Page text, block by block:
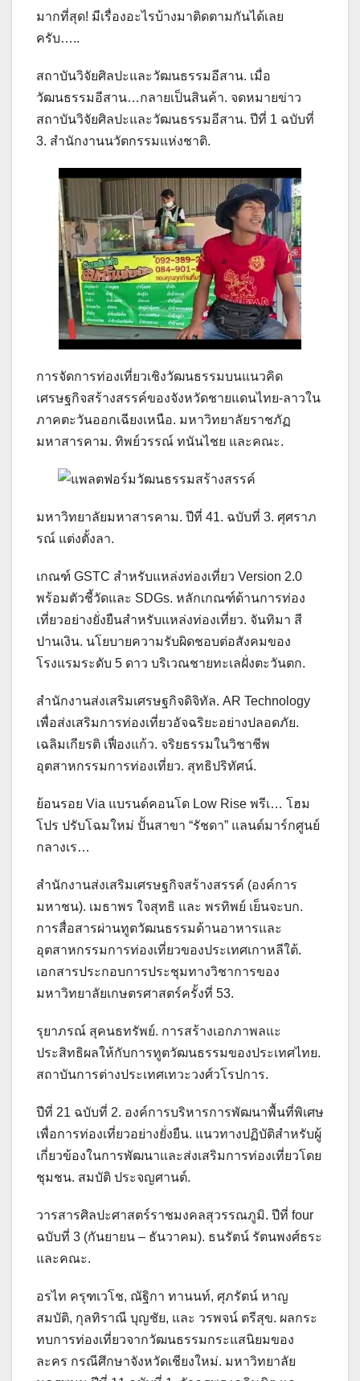
มากที่สุด! มีเรื่องอะไรบ้างมาติดตามกันได้เลย
ครับ…..
สถาบันวิจัยศิลปะและวัฒนธรรมอีสาน. เมื่อ
วัฒนธรรมอีสาน…กลายเป็นสินค้า. จดหมายข่าว
สถาบันวิจัยศิลปะและวัฒนธรรมอีสาน. ปีที่ 1 ฉบับที่
3. สำนักงานนวัตกรรมแห่งชาติ.
การจัดการท่องเที่ยวเชิงวัฒนธรรมบนแนวคิด
เศรษฐกิจสร้างสรรค์ของจังหวัดชายแดนไทย-ลาวใน
ภาคตะวันออกเฉียงเหนือ. มหาวิทยาลัยราชภัฏ
มหาสารคาม. ทิพย์วรรณ์ ทนันไชย และคณะ.
มหาวิทยาลัยมหาสารคาม. ปีที่ 41. ฉบับที่ 3. ศุศราภ
รณ์ แต่งตั้งลา.
เกณฑ์ GSTC สำหรับแหล่งท่องเที่ยว Version 2.0
พร้อมตัวชี้วัดและ SDGs. หลักเกณฑ์ด้านการท่อง
เที่ยวอย่างยั่งยืนสำหรับแหล่งท่องเที่ยว. จันทิมา สี
ปานเงิน. นโยบายความรับผิดชอบต่อสังคมของ
โรงแรมระดับ 5 ดาว บริเวณชายทะเลฝั่งตะวันตก.
สำนักงานส่งเสริมเศรษฐกิจดิจิทัล. AR Technology
เพื่อส่งเสริมการท่องเที่ยวอัจฉริยะอย่างปลอดภัย.
เฉลิมเกียรติ เฟื่องแก้ว. จริยธรรมในวิชาชีพ
อุตสาหกรรมการท่องเที่ยว. สุทธิปริทัศน์.
ย้อนรอย Via แบรนด์คอนโด Low Rise พรีเ… โฮม
โปร ปรับโฉมใหม่ ปั้นสาขา “รัชดา” แลนด์มาร์กศูนย์
กลางเร…
สำนักงานส่งเสริมเศรษฐกิจสร้างสรรค์ (องค์การ
มหาชน). เมธาพร ใจสุทธิ และ พรทิพย์ เย็นจะบก.
การสื่อสารผ่านทูตวัฒนธรรมด้านอาหารและ
อุตสาหกรรมการท่องเที่ยวของประเทศเกาหลีใต้.
เอกสารประกอบการประชุมทางวิชาการของ
มหาวิทยาลัยเกษตรศาสตร์ครั้งที่ 53.
รุยาภรณ์ สุคนธทรัพย์. การสร้างเอกภาพลแะ
ประสิทธิผลให้กับการทูตวัฒนธรรมของประเทศไทย.
สถาบันการต่างประเทศเทวะวงศ์วโรปการ.
ปีที่ 21 ฉบับที่ 2. องค์การบริหารการพัฒนาพื้นที่พิเศษ
เพื่อการท่องเที่ยวอย่างยั่งยืน. แนวทางปฏิบัติสำหรับผู้
เกี่ยวข้องในการพัฒนาและส่งเสริมการท่องเที่ยวโดย
ชุมชน. สมบัติ ประจญศานต์.
วารสารศิลปะศาสตร์ราชมงคลสุวรรณภูมิ. ปีที่ four
ฉบับที่ 3 (กันยายน – ธันวาคม). ธนรัตน์ รัตนพงศ์ธระ
และคณะ.
อรไท ครุฑเวโช, ณัฐิกา ทานนท์, ศุภรัตน์ หาญ
สมบัติ, กุลทิราณี บุญชัย, และ วรพจน์ ตรีสุข. ผลกระ
ทบการท่องเที่ยวจากวัฒนธรรมกระแสนิยมของ
ละคร กรณีศึกษาจังหวัดเชียงใหม่. มหาวิทยาลัย